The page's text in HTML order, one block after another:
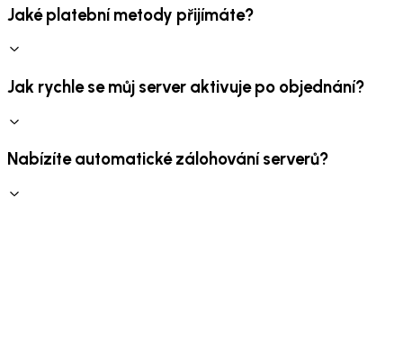
Jaké platební metody přijímáte?
Jak rychle se můj server aktivuje po objednání?
Nabízíte automatické zálohování serverů?